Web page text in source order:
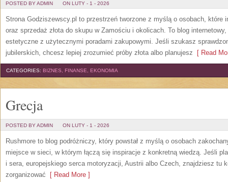
POSTED BY ADMIN ON LUTY - 1 - 2026
Strona Godziszewscy.pl to przestrzeń tworzone z myślą o osobach, które
oraz sprzedaż złota do skupu w Zamościu i okolicach. To blog
estetyczne z użytecznymi poradami zakupowymi. Jeśli szukasz
jubilerskich, chcesz lepiej zrozumieć próby złota albo planujesz [ Read
CATEGORIES: BIZNES, FINANSE, EKONOMIA
Grecja
POSTED BY ADMIN ON LUTY - 1 - 2026
Rushmore to blog podróżniczy, który powstał z myślą o osobach
miejsce w sieci, w którym łączą się inspiracje z konkretną wiedzą. Jeśli
i sera, europejskiego serca motoryzacji, Austrii albo Czech, znajdziesz tu
zorganizować [ Read More ]